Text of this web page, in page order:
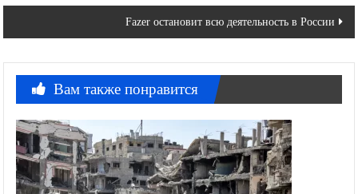
Fazer остановит всю деятельность в России
Вам также понравится